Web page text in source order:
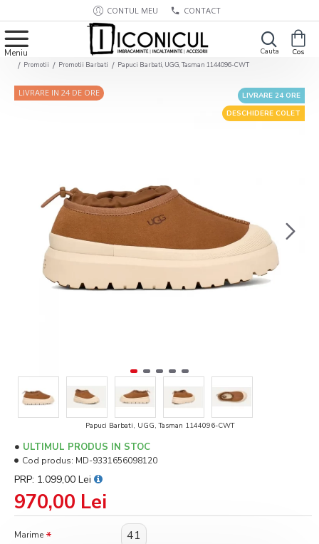
CONTUL MEU CONTACT
Promotii Promotii Barbati Papuci Barbati, UGG, Tasman 1144096-CWT
DESCHIDERE COLET
LIVRARE 24 ORE
LIVRARE IN 24 DE ORE
Papuci Barbati, UGG, Tasman 1144096-CWT
970,00 Lei
PRP: 1.099,00 Lei
ULTIMUL PRODUS IN STOC
Cod produs: MD-9331656098120
Marime 41